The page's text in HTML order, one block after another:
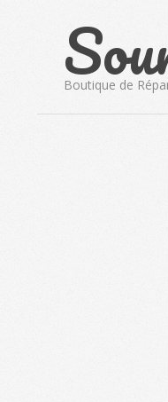
Boutique de